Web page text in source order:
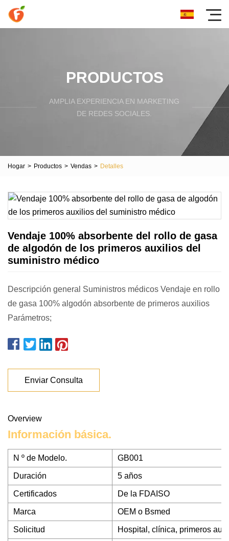
PRODUCTOS
AMPLIA EXPERIENCIA EN MARKETING
DE REDES SOCIALES.
Hogar > Productos > Vendas > Detalles
Vendaje 100% absorbente del rollo de gasa
de algodón de los primeros auxilios del
suministro médico
Descripción general Suministros médicos Vendaje en rollo
de gasa 100% algodón absorbente de primeros auxilios
Parámetros;
Enviar Consulta
Overview
Información básica.
N º de Modelo. GB001
Duración 5 años
Certificados De la FDAISO
Marca OEM o Bsmed
Solicitud Hospital, clínica, primeros